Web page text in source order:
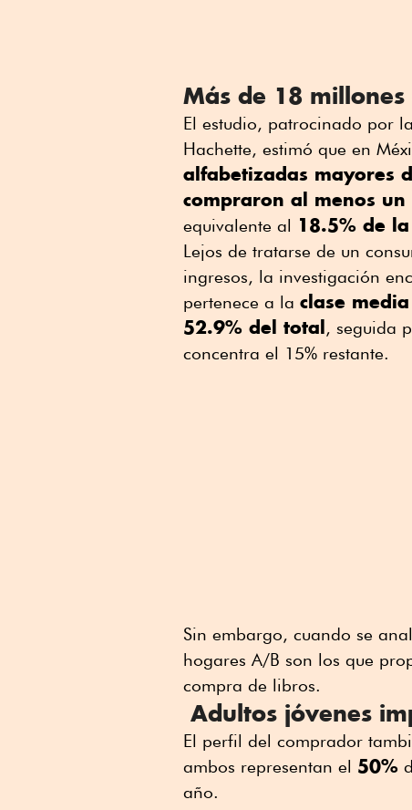
Más de 18
El estudio, patrocinado por
Hachette, estimó que en
alfabetizadas mayores
compraron al menos
equivalente al 18.5% de
Lejos de tratarse de un
ingresos, la investigación
pertenece a la clase
52.9% del total , seguida
concentra el 15% restante.
Sin embargo, cuando se
hogares A/B son los que
compra de libros.
Adultos jóvenes
El perfil del comprador
ambos representan el 50%
año.